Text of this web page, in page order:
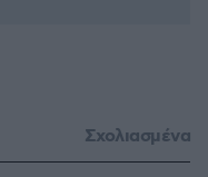
Σχολιασμένα